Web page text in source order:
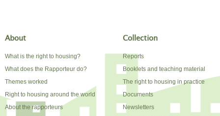
About
What is the right to housing?
What does the Rapporteur do?
Themes worked
Right to housing around the world
About the rapporteurs
Collection
Reports
Booklets and teaching material
The right to housing in practice
Documents
Newsletters